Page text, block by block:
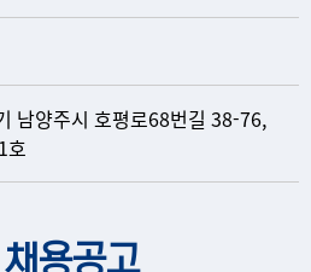
남양주시 호평로68번길 38-76,
호
용공고